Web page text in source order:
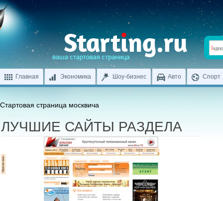
Главная Экономика Шоу-бизнес Авто Спорт
Стартовая страница москвича
ЛУЧШИЕ САЙТЫ РАЗДЕЛА